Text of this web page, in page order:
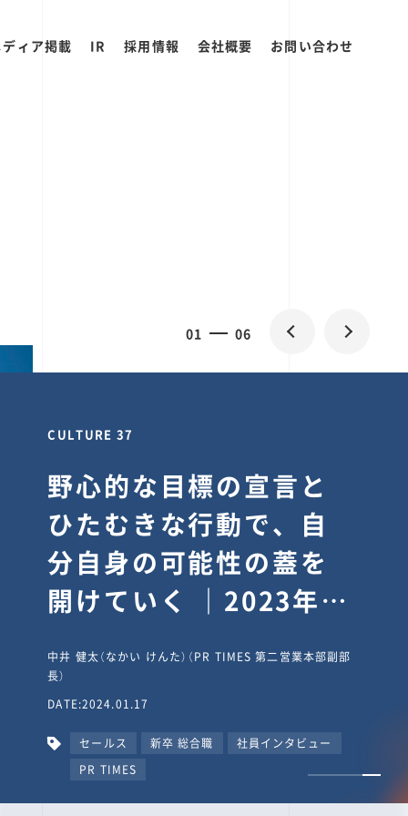
ィア掲載 IR 採用情報 会社概要 お問い合わせ
01 06
CULTURE 37
野心的な目標の宣言と
ひたむきな行動で、自
分自身の可能性の蓋を
開けていく ｜2023年度
タビュー #PR
TIMESな人たち
中井 健太（なかい けんた）（PR TIMES 第二営業本部副部
長）
DATE:2024.01.17
セールス 新卒 総合職
社員インタビュー
PR TIMES